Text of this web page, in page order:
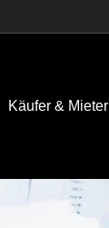
Käufer & Mieter